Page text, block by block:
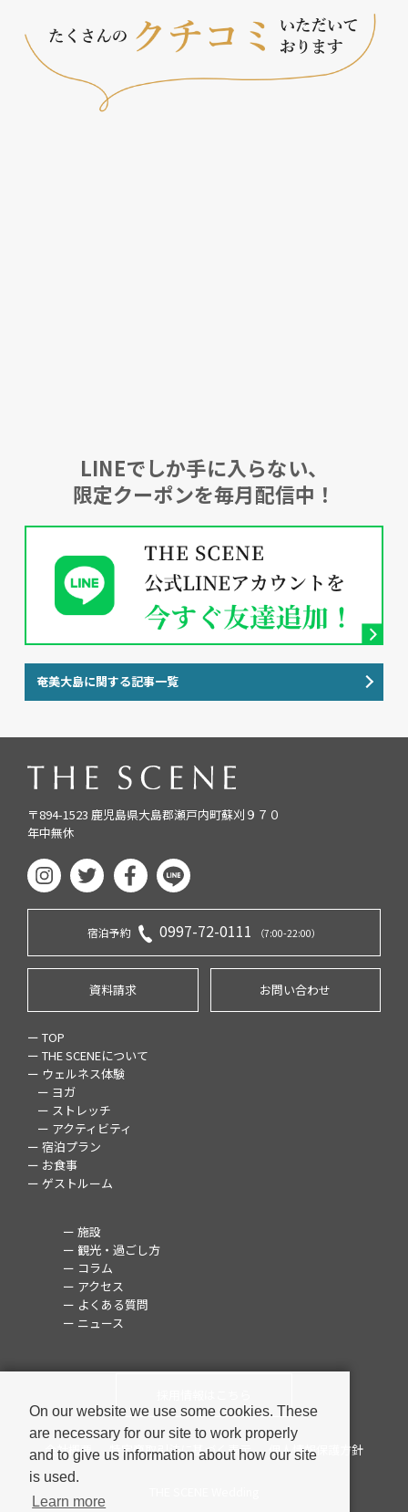
LINEでしか手に入らない、
限定クーポンを毎月配信中！
奄美大島に関する記事一覧
〒894-1523 鹿児島県大島郡瀬戸内町蘇刈９７０
年中無休
宿泊予約 0997-72-0111 （7:00-22:00）
資料請求 お問い合わせ
ー TOP
ー THE SCENEについて
ー ウェルネス体験
ー ヨガ
ー ストレッチ
ー アクティビティ
ー 宿泊プラン
ー お食事
ー ゲストルーム
ー 施設
ー 観光・過ごし方
ー コラム
ー アクセス
ー よくある質問
ー ニュース
会社概要 特定商取引法に基づく表示 個人情報保護方針
On our website we use some cookies. These
are necessary for our site to work properly
and to give us information about how our site
is used.
Learn more